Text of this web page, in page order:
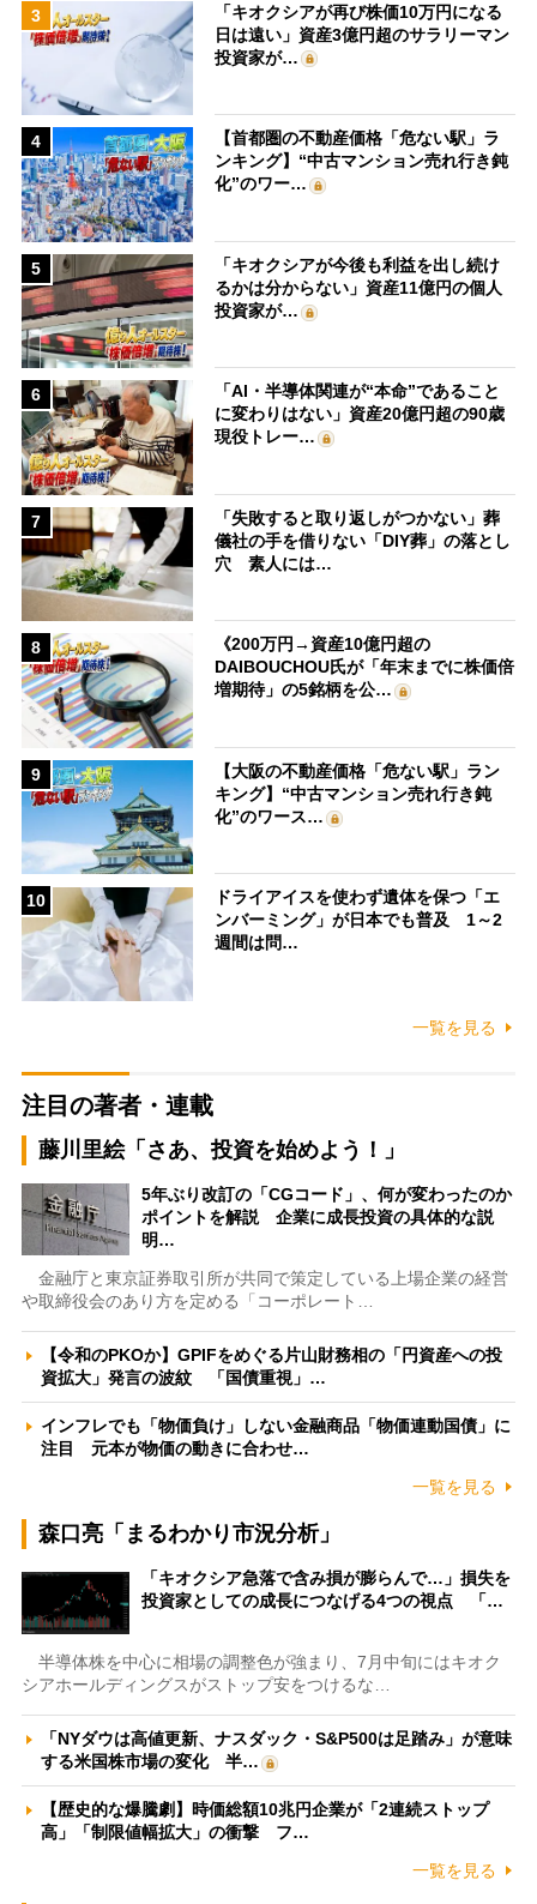
3
「キオクシアが再び株価10万円になる
日は遠い」資産3億円超のサラリーマン
投資家が…
4
【首都圏の不動産価格「危ない駅」ラ
ンキング】“中古マンション売れ行き鈍
化”のワー…
5
「キオクシアが今後も利益を出し続け
るかは分からない」資産11億円の個人
投資家が…
6
「AI・半導体関連が“本命”であること
に変わりはない」資産20億円超の90歳
現役トレー…
7
「失敗すると取り返しがつかない」葬
儀社の手を借りない「DIY葬」の落とし
穴 素人には…
8
《200万円→資産10億円超の
DAIBOUCHOU氏が「年末までに株価倍
増期待」の5銘柄を公…
9
【大阪の不動産価格「危ない駅」ラン
キング】“中古マンション売れ行き鈍
化”のワース…
10
ドライアイスを使わず遺体を保つ「エ
ンバーミング」が日本でも普及 1～2
週間は問…
一覧を見る
注目の著者・連載
藤川里絵「さあ、投資を始めよう！」
5年ぶり改訂の「CGコード」、何が変わったのか
ポイントを解説 企業に成長投資の具体的な説
明…
金融庁と東京証券取引所が共同で策定している上場企業の経営
や取締役会のあり方を定める「コーポレート…
【令和のPKOか】GPIFをめぐる片山財務相の「円資産への投
資拡大」発言の波紋 「国債重視」…
インフレでも「物価負け」しない金融商品「物価連動国債」に
注目 元本が物価の動きに合わせ…
一覧を見る
森口亮「まるわかり市況分析」
「キオクシア急落で含み損が膨らんで…」損失を
投資家としての成長につなげる4つの視点 「…
半導体株を中心に相場の調整色が強まり、7月中旬にはキオク
シアホールディングスがストップ安をつけるな…
「NYダウは高値更新、ナスダック・S&P500は足踏み」が意味
する米国株市場の変化 半…
【歴史的な爆騰劇】時価総額10兆円企業が「2連続ストップ
高」「制限値幅拡大」の衝撃 フ…
一覧を見る